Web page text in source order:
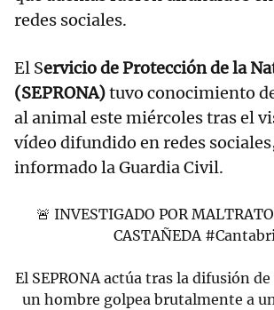
redes sociales.
El Servicio de Protección de la
(SEPRONA)tuvo conocimiento
al animal este miércoles tras el
vídeo difundido en redes
informado la Guardia Civil.
🚨 INVESTIGADO POR
CASTAÑEDA
El SEPRONA actúa tras la difusión
un hombre golpea brutalmente a